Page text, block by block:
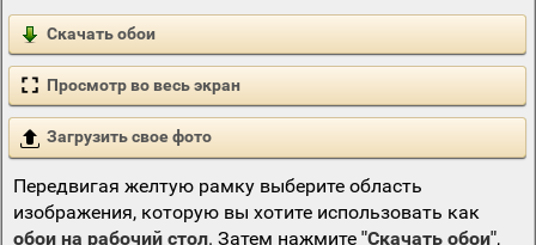
Скачать обои
Просмотр во весь экран
Загрузить свое фото
Передвигая желтую рамку выберите область
изображения, которую вы хотите использовать как
обои на рабочий стол. Затем нажмите "Скачать обои",